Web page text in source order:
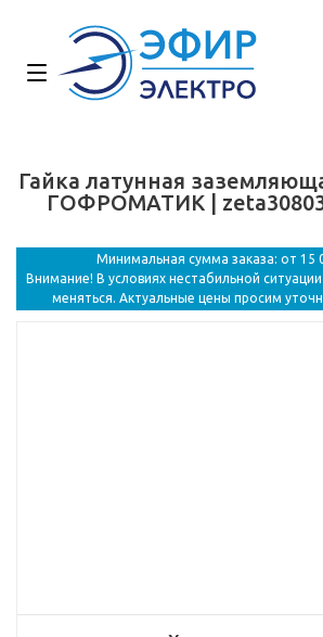
Гайка латунная
ГОФРОМАТИК |
Минимальная сумма заказа: от 15
Внимание! В условиях нестабильной
меняться. Актуальные цены просим